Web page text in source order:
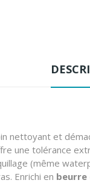
nettoyant et
une tolérance
(même
Enrichi en